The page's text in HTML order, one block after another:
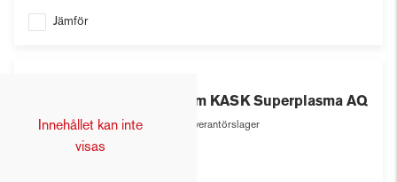
Jämför
Innehållet kan inte
visas
Hjälm KASK Superplasma AQ
Leverantörslager